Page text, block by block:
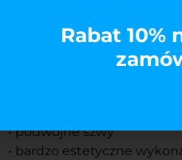
• koszulka bawełniana
• podwójne szwy
• bardzo estetyczne
Rabat 10%